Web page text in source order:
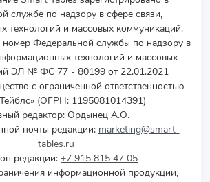
службе по надзору в сфере связи,
технологий и массовых коммуникаций.
номер Федеральной службы по надзору в
технологий и массовых
ЭЛ № ФС 77 - 80199 от 22.01.2021
с ограниченной ответственностью
(ОГРН: 1195081014391)
редактор: Ордынец А.О.
почты редакции: marketing@smart-
tables.ru
редакции: +7 915 815 47 05
информационной продукции,